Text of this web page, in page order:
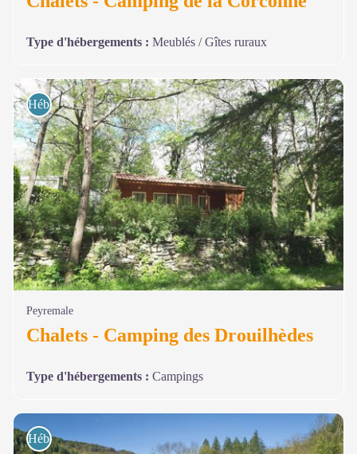
Type d'hébergements : Meublés / Gîtes ruraux
Hébergements
Peyremale
Chalets - Camping des Drouilhèdes
Type d'hébergements : Campings
Hébergements